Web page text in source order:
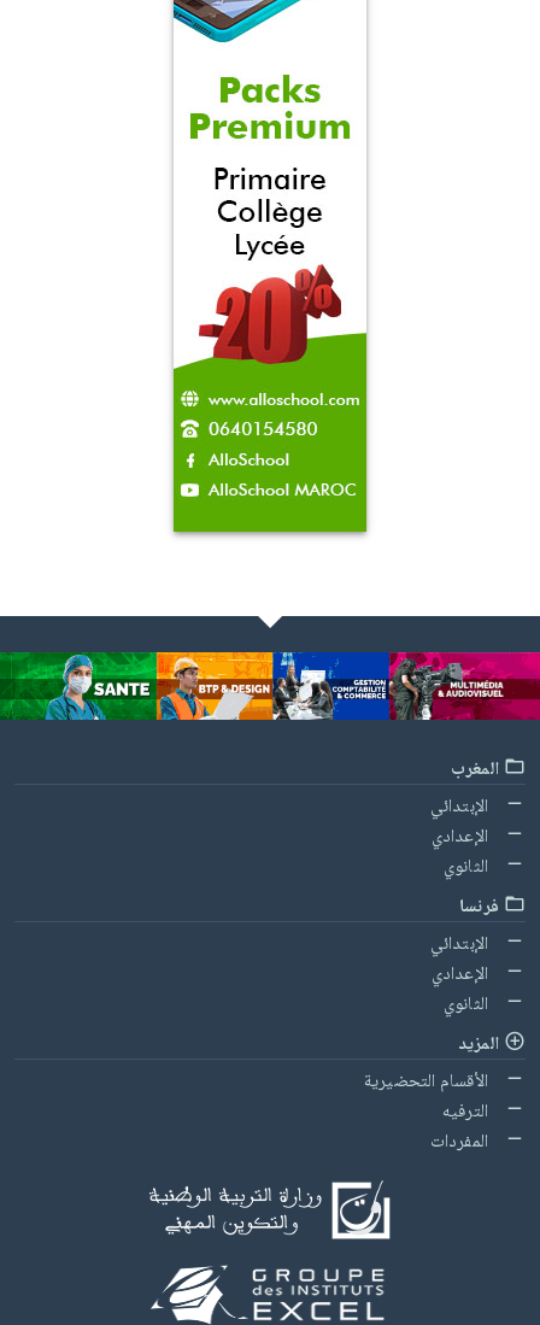
المغرب
الإبتدائي
الإعدادي
الثانوي
فرنسا
الإبتدائي
الإعدادي
الثانوي
المزيد
الأقسام التحضيرية
الترفيه
المفردات